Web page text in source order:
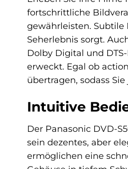
fortschrittliche
gewährleisten.
Seherlebnis sorgt.
Dolby Digital und
erweckt. Egal ob
übertragen, sodass
Intuitive
Der Panasonic DVD-
sein dezentes, aber
ermöglichen eine